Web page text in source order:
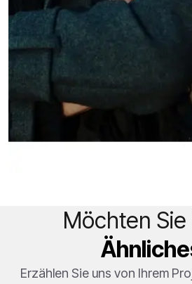
Möchten Sie
Erzählen Sie uns von Ihrem